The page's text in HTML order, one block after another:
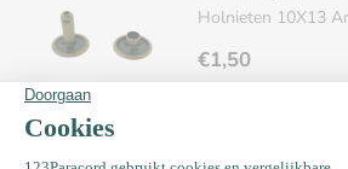
Holnieten 10X13
€1,50